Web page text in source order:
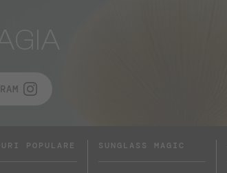
POPULARE SUNGLASS MAGIC